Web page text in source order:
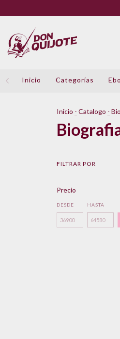
Inicio Categorías
Inicio - Catalogo -
FILTRAR POR
Precio
DESDE HASTA